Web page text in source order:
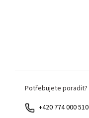
Potřebujete poradit?
+420 774 000 510